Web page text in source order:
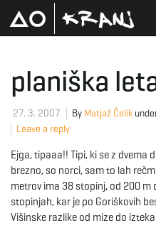
planiška
27. 3. 2007 By Matjaž Čelik
Leave a reply
Ejga, tipaaa!! Tipi, ki se z dvema
brezno, so norci, sam to lah
metrov ima 38 stopinj, od 200
stopinjah, kar je po Goriškovih
Višinske razlike od mize do